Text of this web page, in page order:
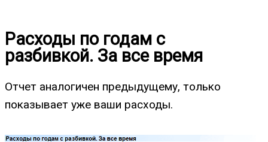
Расходы по годам с
разбивкой. За все время
Отчет аналогичен предыдущему, только
показывает уже ваши расходы.